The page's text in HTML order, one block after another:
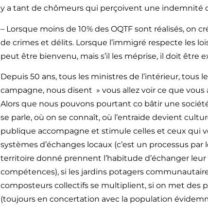
y a tant de chômeurs qui perçoivent une indemnité
– Lorsque moins de 10% des OQTF sont réalisés, on
de crimes et délits. Lorsque l’immigré respecte les
peut être bienvenu, mais s’il les méprise, il doit être
Depuis 50 ans, tous les ministres de l’intérieur, tous
campagne, nous disent » vous allez voir ce que vous
Alors que nous pouvons pourtant co bâtir une
se parle, où on se connaît, où l’entraide devient
publique accompagne et stimule celles et ceux qui
systèmes d’échanges locaux (c’est un processus
territoire donné prennent l’habitude d’échanger
compétences), si les jardins potagers
composteurs collectifs se multiplient, si on met des
(toujours en concertation avec la population